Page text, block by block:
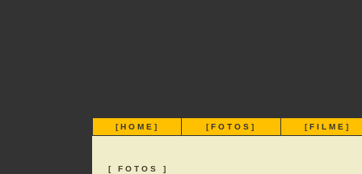
[HOME ] [FOTOS ] [FILME ]
[ FOTOS ]